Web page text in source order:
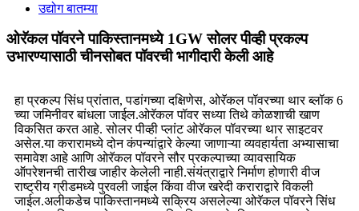
उद्योग बातम्या
ओरॅकल पॉवरने पाकिस्तानमध्ये 1GW सोलर पीव्ही प्रकल्प
उभारण्यासाठी चीनसोबत पॉवरची भागीदारी केली आहे
हा प्रकल्प सिंध प्रांतात, पडांगच्या दक्षिणेस, ओरॅकल पॉवरच्या थार ब्लॉक 6
च्या जमिनीवर बांधला जाईल.ओरॅकल पॉवर सध्या तिथे कोळशाची खाण
विकसित करत आहे. सोलर पीव्ही प्लांट ओरॅकल पॉवरच्या थार साइटवर
असेल.या करारामध्ये दोन कंपन्यांद्वारे केल्या जाणाऱ्या व्यवहार्यता अभ्यासाचा
समावेश आहे आणि ओरॅकल पॉवरने सौर प्रकल्पाच्या व्यावसायिक
ऑपरेशनची तारीख जाहीर केलेली नाही.संयंत्राद्वारे निर्माण होणारी वीज
राष्ट्रीय ग्रीडमध्ये पुरवली जाईल किंवा वीज खरेदी कराराद्वारे विकली
जाईल.अलीकडेच पाकिस्तानमध्ये सक्रिय असलेल्या ओरॅकल पॉवरने सिंध